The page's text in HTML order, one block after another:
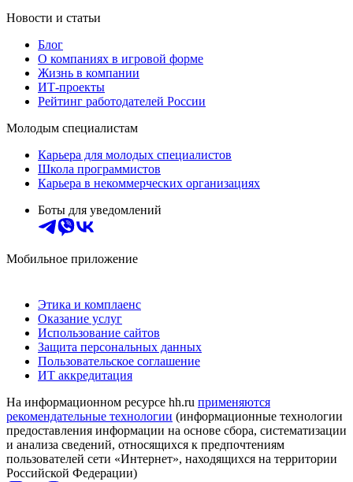
Новости и статьи
Блог
О компаниях в игровой форме
Жизнь в компании
ИТ-проекты
Рейтинг работодателей России
Молодым специалистам
Карьера для молодых специалистов
Школа программистов
Карьера в некоммерческих организациях
Боты для уведомлений
Мобильное приложение
Этика и комплаенс
Оказание услуг
Использование сайтов
Защита персональных данных
Пользовательское соглашение
ИТ аккредитация
На информационном ресурсе hh.ru применяются
рекомендательные технологии (информационные технологии
предоставления информации на основе сбора, систематизации
и анализа сведений, относящихся к предпочтениям
пользователей сети «Интернет», находящихся на территории
Российской Федерации)